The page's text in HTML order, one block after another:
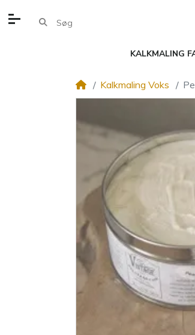
KALKMALING
Kalkmaling Voks